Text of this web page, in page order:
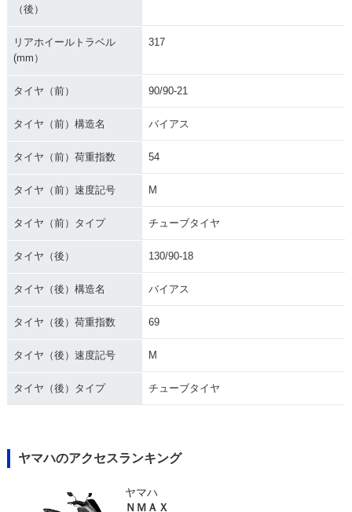
（後）
リアホイールトラベル
(mm）
317
タイヤ（前） 90/90-21
タイヤ（前）構造名 バイアス
タイヤ（前）荷重指数 54
タイヤ（前）速度記号 M
タイヤ（前）タイプ チューブタイヤ
タイヤ（後） 130/90-18
タイヤ（後）構造名 バイアス
タイヤ（後）荷重指数 69
タイヤ（後）速度記号 M
タイヤ（後）タイプ チューブタイヤ
ヤマハのアクセスランキング
ヤマハ
ＮＭＡＸ